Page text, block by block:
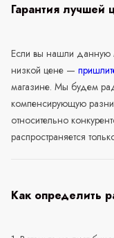
Гарантия лучшей
Если вы нашли данную
низкой цене —
магазине. Мы будем
компенсирующую
относительно
распространяется
Как определить